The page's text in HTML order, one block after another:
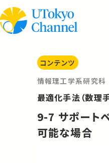
コンテンツ
情報理工学系研究科
最適化手法（数理
9-7 サポート
可能な場合